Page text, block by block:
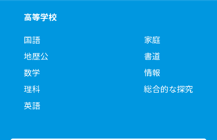
高等学校
国語
地歴公
数学
理科
英語
家庭
書道
情報
総合的な探究